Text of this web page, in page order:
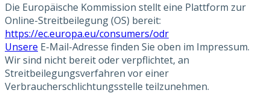
Die Europäische Kommission stellt eine Plattform zur
Online-Streitbeilegung (OS) bereit:
https://ec.europa.eu/consumers/odr
Unsere E-Mail-Adresse finden Sie oben im Impressum.
Wir sind nicht bereit oder verpflichtet, an
Streitbeilegungsverfahren vor einer
Verbraucherschlichtungsstelle teilzunehmen.